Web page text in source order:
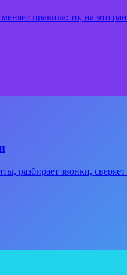
правила: то, на что
разбирает звонки,